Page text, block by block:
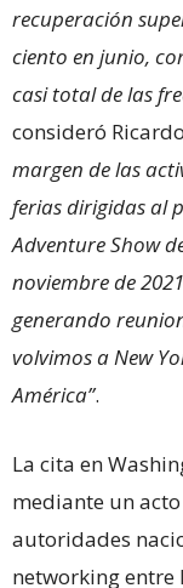
recuperación
ciento en junio,
casi total de las
consideró
margen de las
ferias dirigidas al
Adventure Show
noviembre de
generando
volvimos a New
América”.
La cita en
mediante un
autoridades
networking entre